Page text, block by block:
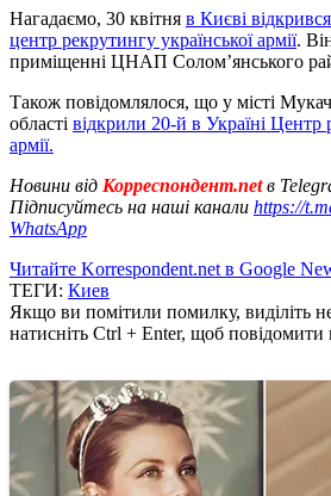
Нагадаємо, 30 квітня в Києві
центр рекрутингу української армії.
приміщенні ЦНАП Солом’янського
Також повідомлялося, що у місті
області відкрили 20-й в Україні Центр
армії.
Новини від Корреспондент.netв
Підписуйтесь на наші канали https://
WhatsApp
Читайте Korrespondent.net в Google
ТЕГИ: Киев
Якщо ви помітили помилку, виділіть
натисніть Ctrl + Enter, щоб повідомити